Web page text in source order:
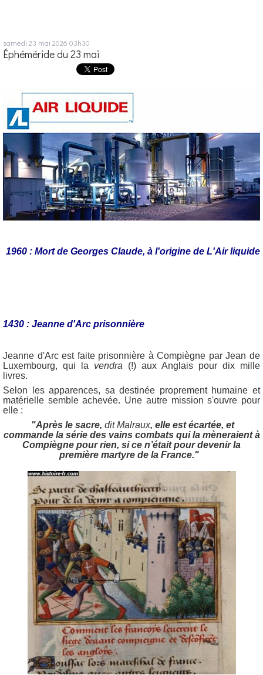
samedi 23 mai 2026 03h30
Éphéméride du 23 mai
1960 : Mort de Georges Claude, à l'origine de L'Air liquide
1430 : Jeanne d'Arc prisonnière
Jeanne d'Arc est faite prisonnière à Compiègne par Jean de
Luxembourg, qui la vendra (!) aux Anglais pour dix mille
livres.
Selon les apparences, sa destinée proprement humaine et
matérielle semble achevée. Une autre mission s'ouvre pour
elle :
"Après le sacre, dit Malraux, elle est écartée, et
commande la série des vains combats qui la mèneraient à
Compiègne pour rien, si ce n’était pour devenir la
première martyre de la France."